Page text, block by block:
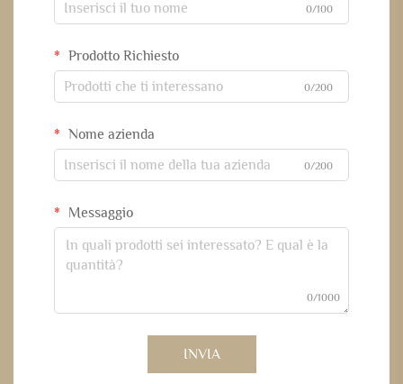
0/100
Prodotto Richiesto
0/200
Nome azienda
0/200
Messaggio
0/1000
INVIA